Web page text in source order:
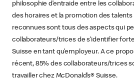
philosophie d’entraide entre les
des horaires et la promotion des
reconnues sont tous des aspects qui
collaborateurs/trices de s’identifier
Suisse en tant qu’employeur. A ce
récent, 85% des collaborateurs/trices
travailler chez McDonald’s® Suisse.